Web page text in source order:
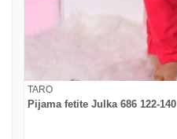
TARO
Pijama fetite Julka 686 122-140